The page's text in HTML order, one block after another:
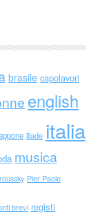
brasile capolavori
english
iliade italia
musica
Pier Paolo
brevi registi